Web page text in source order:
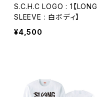
S.C.H.C LOGO : 1【LONG
SLEEVE : 白ボディ】
¥4,500